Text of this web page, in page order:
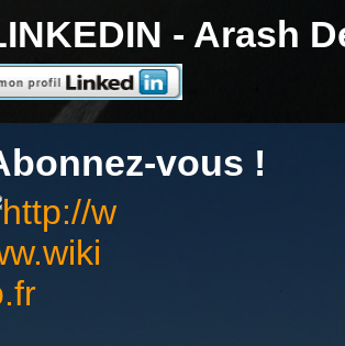
- Arash
vous !